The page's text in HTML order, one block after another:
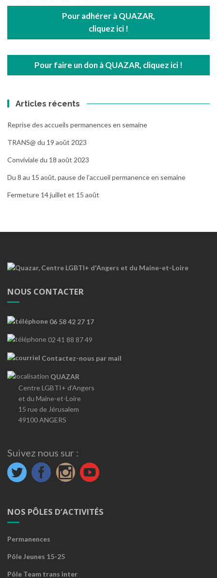
Pour adhérer à QUAZAR,
cliquez ici !
Pour faire un don à QUAZAR, cliquez ici !
Articles récents
Reprise des accueils permanences en semaine
TRANS@ du 19 août 2023
Conviviale du 18 août 2023
Du 8 au 15 août, pause de l’accueil permanence en semaine
Fermeture 14 juillet et 15 août
NOUS CONTACTER
06 58 42 27 17
02 41 88 87 49
Contactez-nous par mail
QUAZAR
Centre LGBTI+ d’Angers
et du Maine-et-Loire
15 rue de Jérusalem
49100 ANGERS
Suivez nous sur :
NOS PÔLES D’ACTIVITÉS
Permanences
Pôle Jeunes 15-25
Pôle Team trans inter